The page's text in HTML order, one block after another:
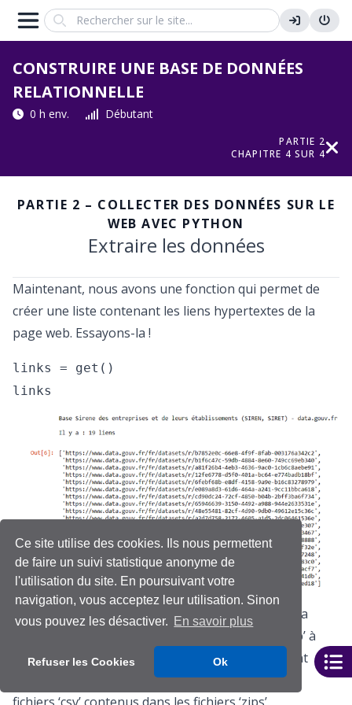
Ce site utilise des cookies. Ils nous permettent
de faire un suivi statistique anonyme de
l'utilisation du site. En poursuivant votre
navigation, vous acceptez leur utilisation. Sinon
vous pouvez les désactiver. En savoir plus
Refuser les Cookies Ok
Search
CONSTRUIRE UNE BASE DE DONNÉES
RELATIONNELLE
0 h env. Débutant
PARTIE 2
CHAPITRE 4 SUR 4
PARTIE 2 – COLLECTER DES DONNÉES SUR LE
WEB AVEC PYTHON
Extraire les données
Maintenant, nous avons une fonction qui permet de
créer une liste contenant les liens hypertextes de la
page web. Essayons-la !
links = get()
links
Cette liste contient tous les liens hypertextes de la
page web. Chaque lien redirige vers un fichier ‘zip’ à
télécharger qui contient un fichier ‘csv’. Cependant
notre objectif est de télécharger uniquement les